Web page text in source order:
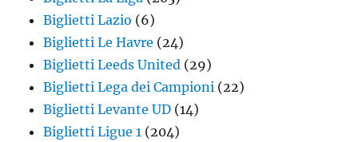
Biglietti Lazio (6)
Biglietti Le Havre (24)
Biglietti Leeds United (29)
Biglietti Lega dei Campioni (22)
Biglietti Levante UD (14)
Biglietti Ligue 1 (204)